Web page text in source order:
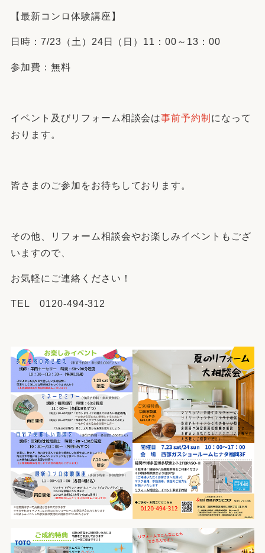
【最新コンロ体験講座】
日時：7/23（土）24日（日）11：00～13：00
参加費：無料
イベント及びリフォーム相談会は事前予約制 になって
おります。
皆さまのご参加をお待ちしております。
その他、リフォーム相談会やお楽しみイベントもござ
いますので、
お気軽にご連絡ください！
TEL 0120-494-312